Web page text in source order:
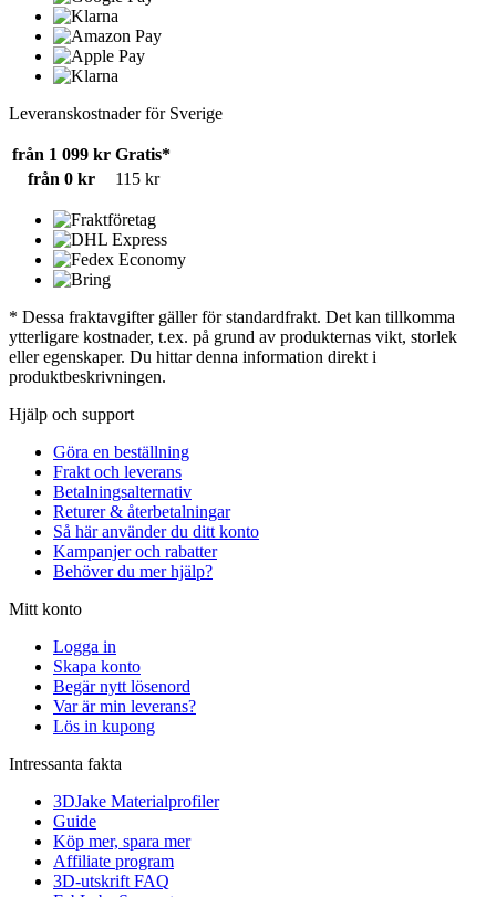
Leveranskostnader för Sverige
från 1 099 kr Gratis*
från 0 kr
115 kr
* Dessa fraktavgifter gäller för standardfrakt. Det kan tillkomma
ytterligare kostnader, t.ex. på grund av produkternas vikt, storlek
eller egenskaper. Du hittar denna information direkt i
produktbeskrivningen.
Hjälp och support
Göra en beställning
Frakt och leverans
Betalningsalternativ
Returer & återbetalningar
Så här använder du ditt konto
Kampanjer och rabatter
Behöver du mer hjälp?
Mitt konto
Logga in
Skapa konto
Begär nytt lösenord
Var är min leverans?
Lös in kupong
Intressanta fakta
3DJake Materialprofiler
Guide
Köp mer, spara mer
Affiliate program
3D-utskrift FAQ